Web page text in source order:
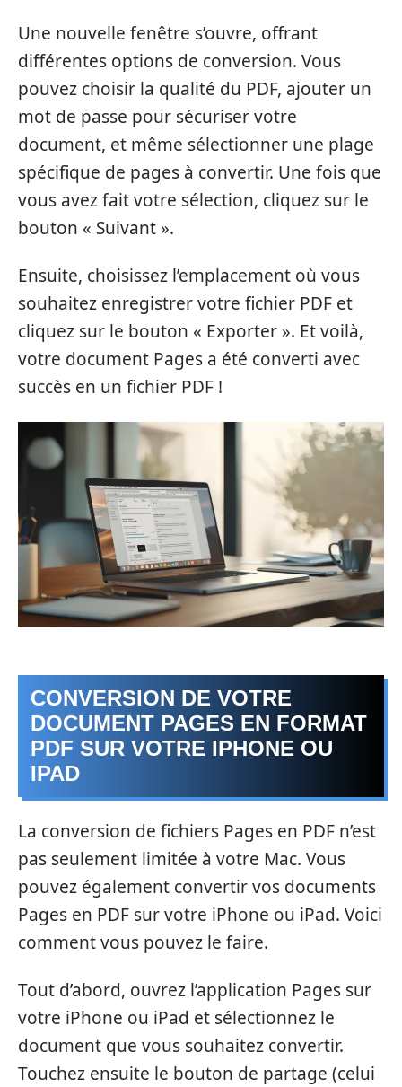
Une nouvelle fenêtre s’ouvre, offrant
différentes options de conversion. Vous
pouvez choisir la qualité du PDF, ajouter un
mot de passe pour sécuriser votre
document, et même sélectionner une plage
spécifique de pages à convertir. Une fois que
vous avez fait votre sélection, cliquez sur le
bouton « Suivant ».
Ensuite, choisissez l’emplacement où vous
souhaitez enregistrer votre fichier PDF et
cliquez sur le bouton « Exporter ». Et voilà,
votre document Pages a été converti avec
succès en un fichier PDF !
CONVERSION DE VOTRE
DOCUMENT PAGES EN FORMAT
PDF SUR VOTRE IPHONE OU
IPAD
La conversion de fichiers Pages en PDF n’est
pas seulement limitée à votre Mac. Vous
pouvez également convertir vos documents
Pages en PDF sur votre iPhone ou iPad. Voici
comment vous pouvez le faire.
Tout d’abord, ouvrez l’application Pages sur
votre iPhone ou iPad et sélectionnez le
document que vous souhaitez convertir.
Touchez ensuite le bouton de partage (celui